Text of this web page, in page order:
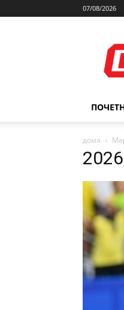
07/08/2026
дома